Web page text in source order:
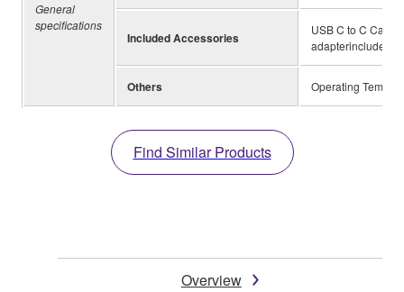
General
specifications
Included Accessories
USB C to C
Others Operating
Find Similar Products
Overview